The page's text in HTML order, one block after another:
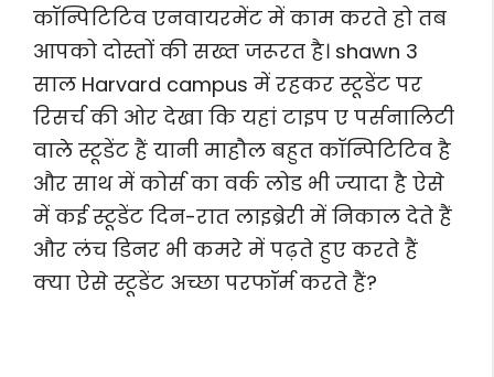
कॉन्पिटिटिव एनवायरमेंट में काम करते हो तब
आपको दोस्तों की सख्त जरूरत है। shawn 3
साल Harvard campus में रहकर स्टूडेंट पर
रिसर्च की ओर देखा कि यहां टाइप ए पर्सनालिटी
वाले स्टूडेंट हैं यानी माहौल बहुत कॉन्पिटिटिव है
और साथ में कोर्स का वर्क लोड भी ज्यादा है ऐसे
में कई स्टूडेंट दिन-रात लाइब्रेरी में निकाल देते हैं
और लंच डिनर भी कमरे में पढ़ते हुए करते हैं
क्या ऐसे स्टूडेंट अच्छा परफॉर्म करते हैं?